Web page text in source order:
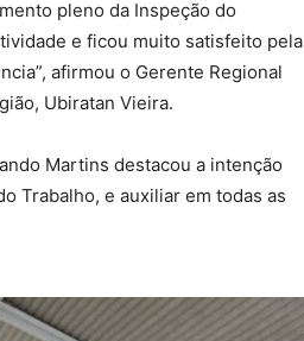
pleno da Inspeção do
e ficou muito satisfeito pela
afirmou o Gerente Regional
Ubiratan Vieira.
Martins destacou a intenção
Trabalho, e auxiliar em todas as